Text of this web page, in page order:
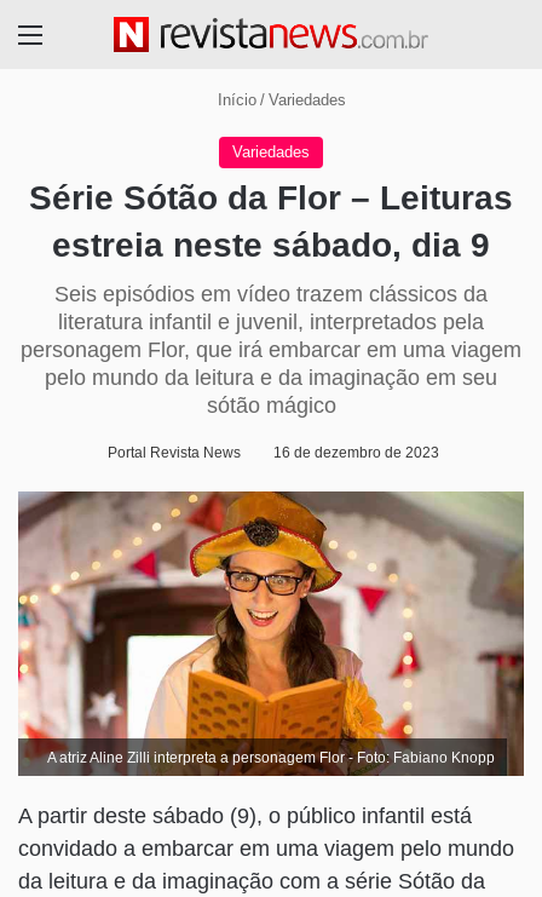
Início / Variedades
Variedades
Série Sótão da Flor – Leituras
estreia neste sábado, dia 9
Seis episódios em vídeo trazem clássicos da
literatura infantil e juvenil, interpretados pela
personagem Flor, que irá embarcar em uma viagem
pelo mundo da leitura e da imaginação em seu
sótão mágico
Portal Revista News 16 de dezembro de 2023
A atriz Aline Zilli interpreta a personagem Flor - Foto: Fabiano Knopp
A partir deste sábado (9), o público infantil está
convidado a embarcar em uma viagem pelo mundo
da leitura e da imaginação com a série Sótão da